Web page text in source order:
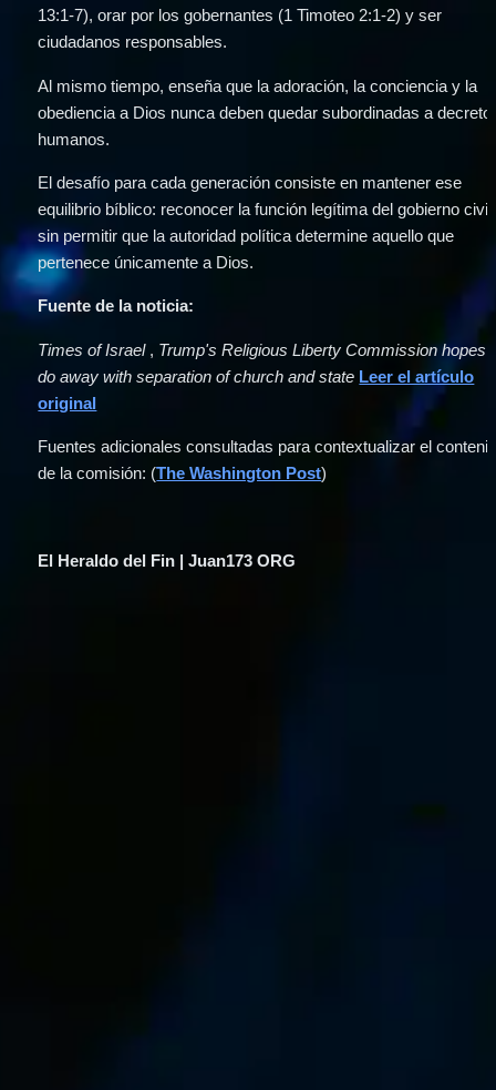
13:1-7), orar por los gobernantes (1 Timoteo 2:1-2) y ser
ciudadanos responsables.
Al mismo tiempo, enseña que la adoración, la conciencia y la
obediencia a Dios nunca deben quedar subordinadas a
humanos.
El desafío para cada generación consiste en mantener ese
equilibrio bíblico: reconocer la función legítima del gobierno civil
sin permitir que la autoridad política determine aquello que
pertenece únicamente a Dios.
Fuente de la noticia:
Times of Israel , Trump's Religious Liberty Commission hopes
do away with separation of church and state Leer el artículo
original
Fuentes adicionales consultadas para contextualizar el
de la comisión: (The Washington Post)
El Heraldo del Fin | Juan173 ORG